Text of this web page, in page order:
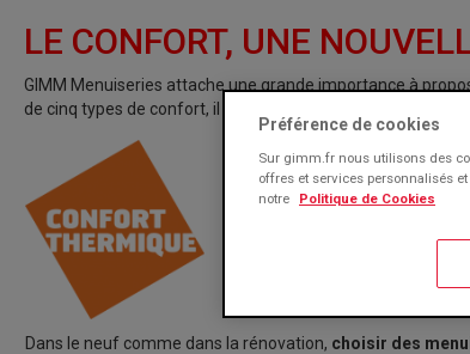
LE CONFORT, UNE
GIMM Menuiseries attache une grande importance à
de cinq types de confort, il vise notamment à minimiser
Confort thermiqueet
pour profiter d’une
Dans le neuf comme dans la rénovation, choisir des
Préférence de cookies
Sur gimm.fr nous utilisons des
offres et services personnalisés
notre
Politique de Cookies